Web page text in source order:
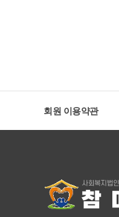
회원 이용약관